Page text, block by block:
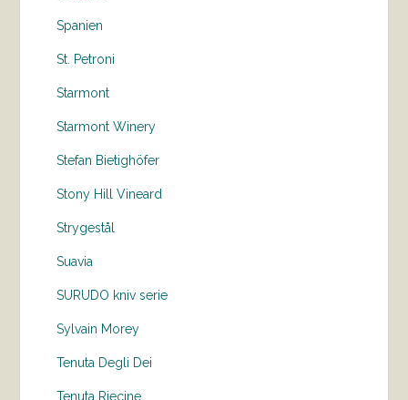
Spanien
St. Petroni
Starmont
Starmont Winery
Stefan Bietighöfer
Stony Hill Vineard
Strygestål
Suavia
SURUDO kniv serie
Sylvain Morey
Tenuta Degli Dei
Tenuta Riecine